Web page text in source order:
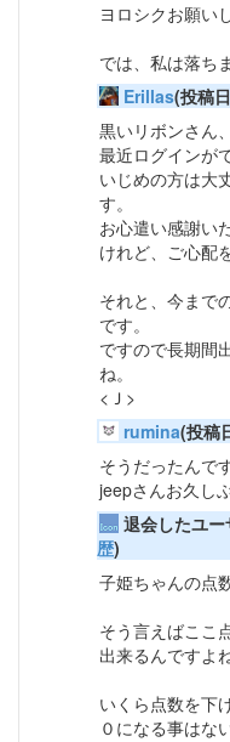
ヨロシクお願い
では、私は落ち
Erillas(投稿
黒いリボンさん
最近ログインが
いじめの方は大
す。
お心遣い感謝い
けれど、ご心配
それと、今まで
です。
ですので長期間
ね。
<Ｊ>
rumina(投稿
そうだったんで
jeepさんお久し
退会したユ
歴)
子姫ちゃんの点
そう言えばここ
出来るんですよね
いくら点数を下
０になる事はな